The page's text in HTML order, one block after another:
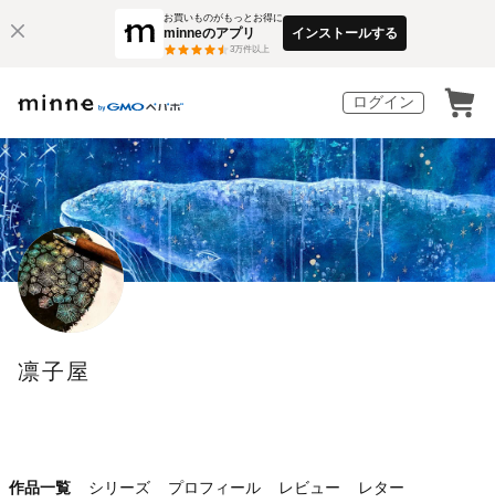
お買いものがもっとお得に
minneのアプリ
3万件以上
インストールする
ログイン
凛子屋
作品一覧 シリーズ プロフィール レビュー レター